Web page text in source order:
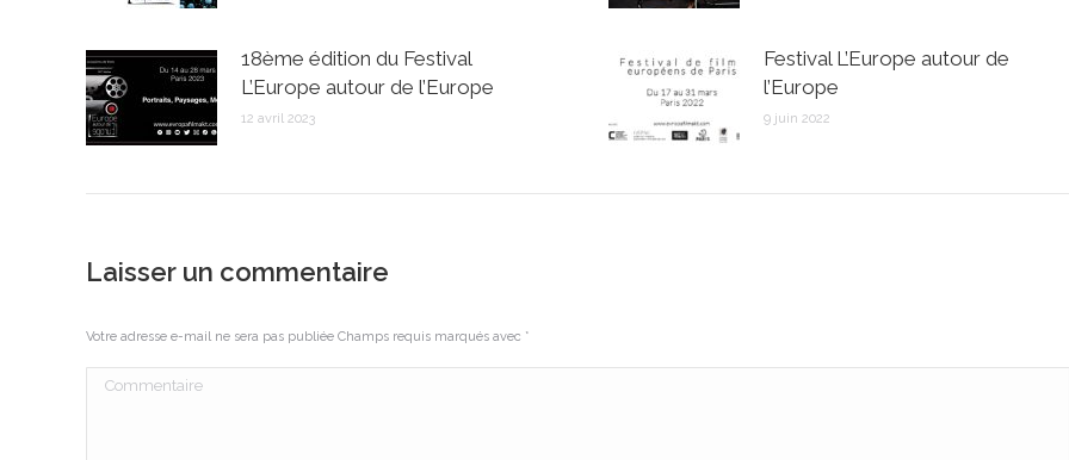
18ème édition du Festival
L’Europe autour de l’Europe
12 avril 2023
Festival L’Europe autour de
l’Europe
9 juin 2022
Laisser un commentaire
Votre adresse e-mail ne sera pas publiée Champs requis marqués avec *
Commentaire